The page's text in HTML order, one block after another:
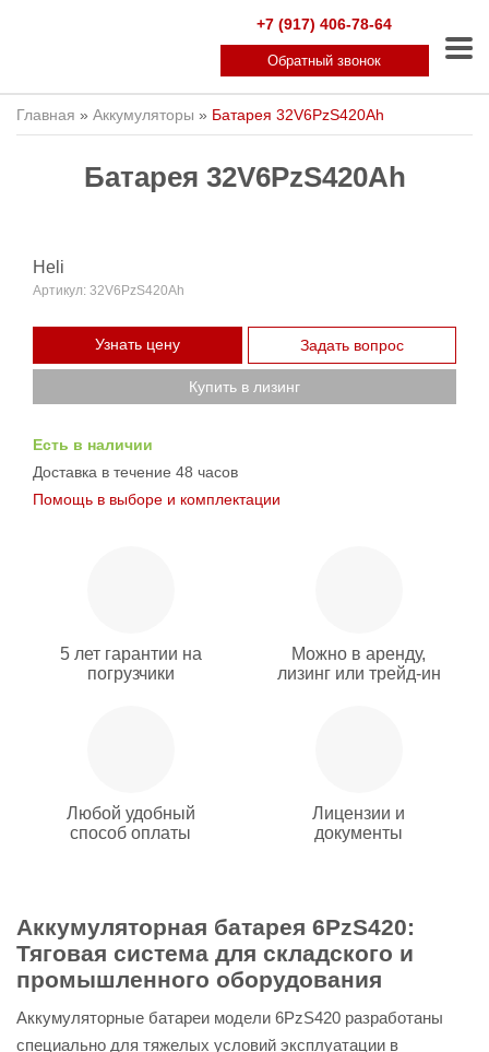
+7 (917) 406-78-64
Обратный звонок
Главная » Аккумуляторы » Батарея 32V6PzS420Ah
Батарея 32V6PzS420Ah
Heli
Артикул: 32V6PzS420Ah
Узнать цену Задать вопрос
Купить в лизинг
Есть в наличии
Доставка в течение 48 часов
Помощь в выборе и комплектации
5 лет гарантии на
погрузчики
Можно в аренду,
лизинг или трейд-ин
Любой удобный
способ оплаты
Лицензии и
документы
Аккумуляторная батарея 6PzS420:
Тяговая система для складского и
промышленного оборудования
Аккумуляторные батареи модели 6PzS420 разработаны
специально для тяжелых условий эксплуатации в